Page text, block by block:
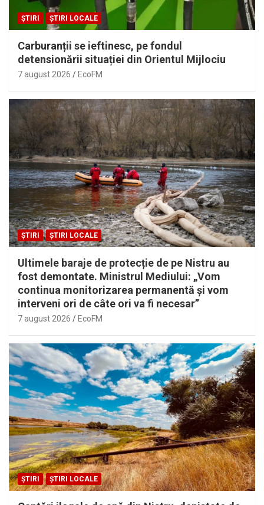
ȘTIRI ȘTIRI LOCALE
Carburanții se ieftinesc, pe fondul
detensionării situației din Orientul Mijlociu
7 august 2026 EcoFM
ȘTIRI ȘTIRI LOCALE
Ultimele baraje de protecție de pe Nistru au
fost demontate. Ministrul Mediului: „Vom
continua monitorizarea permanentă și vom
interveni ori de câte ori va fi necesar”
7 august 2026 EcoFM
ȘTIRI ȘTIRI LOCALE